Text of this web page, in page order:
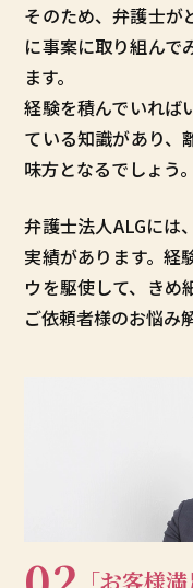
そのため、弁護士が
に事案に取り組んで
ます。
経験を積んでいれば
ている知識があり、
味方となるでしょう。
弁護士法人ALGには
実績があります。経
ウを駆使して、きめ
ご依頼者様のお悩み
「お客様